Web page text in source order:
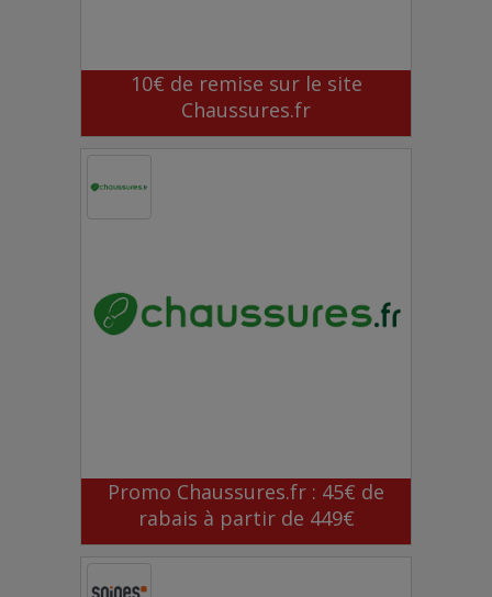
10€ de remise sur le site
Chaussures.fr
Promo Chaussures.fr : 45€ de
rabais à partir de 449€